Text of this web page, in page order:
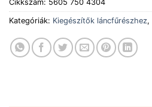
Cikkszám: 5605 750 4304
Kategóriák: Kiegészítők láncfűrészhez,